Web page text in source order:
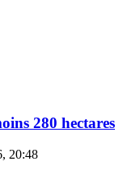
280 hectares
20:48